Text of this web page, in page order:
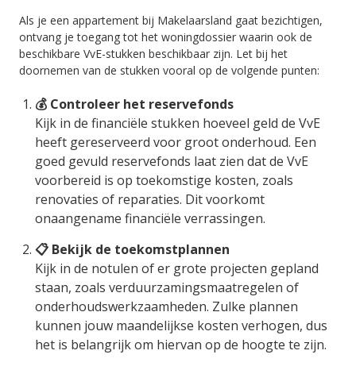
Als je een appartement bij Makelaarsland gaat bezichtigen,
ontvang je toegang tot het woningdossier waarin ook de
beschikbare VvE-stukken beschikbaar zijn. Let bij het
doornemen van de stukken vooral op de volgende punten:
💰 Controleer het reservefonds
Kijk in de financiële stukken hoeveel geld de VvE
heeft gereserveerd voor groot onderhoud. Een
goed gevuld reservefonds laat zien dat de VvE
voorbereid is op toekomstige kosten, zoals
renovaties of reparaties. Dit voorkomt
onaangename financiële verrassingen.
📋 Bekijk de toekomstplannen
Kijk in de notulen of er grote projecten gepland
staan, zoals verduurzamingsmaatregelen of
onderhoudswerkzaamheden. Zulke plannen
kunnen jouw maandelijkse kosten verhogen, dus
het is belangrijk om hiervan op de hoogte te zijn.